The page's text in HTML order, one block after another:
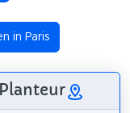
in Paris